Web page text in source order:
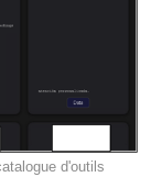
d'outils